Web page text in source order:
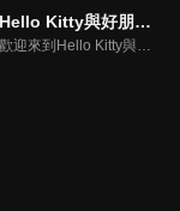
Hello Kitty與好朋友的超可愛大冒險S7(中文版)
歡迎來到Hello Kitty與好朋友的超可愛大冒險! 與Hello Kitty, 大眼蛙, 酷企鵝, 美樂蒂, 布丁狗還有酷洛米, 準備和朋友們一起經歷有趣的冒險吧!